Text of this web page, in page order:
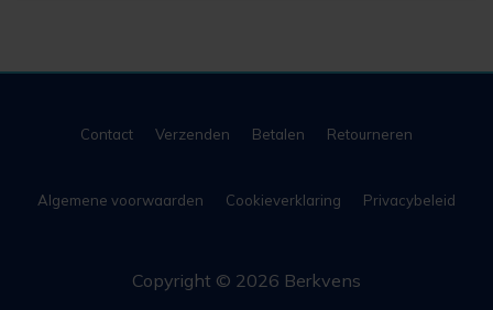
Contact Verzenden Betalen Retourneren
Algemene voorwaarden Cookieverklaring Privacybeleid
Copyright © 2026 Berkvens